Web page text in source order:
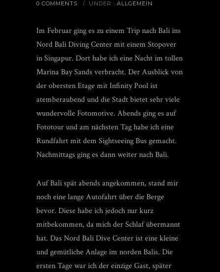
0 COMMENTS
/ UNDER : ALLGEMEIN
Im Februar ging es zu einem Trip nach Bali ins
Nord Bali Diving Center mit einem Stopover
in Singapur. Dort habe ich eine Nacht im tollen
Marina Bay Sands verbracht. Der Ausblick von
der obersten Etage mit Infinity Pool ist
atemberaubend und die Stadt bietet sehr viele
wundervolle Fotomotive. Abends ging es auf
Fototour und am nächsten Tag habe ich eine
Rundfahrt mit dem Sightseeing Bus gemacht.
Nachmittags ging es dann weiter nach Bali.
Auf Bali spät abends angekommen, stand mir
noch eine lange Autofahrt über die Berge
bevor. Diese habe ich jedoch nur kurz
mitbekommen, da mich der Schlaf übermannt
hat. Das Nord Bali Dive Center ist eine kleine
und gemütliche Anlage im norden Balis. Die
ersten Tage war ich der einzige Gast, später